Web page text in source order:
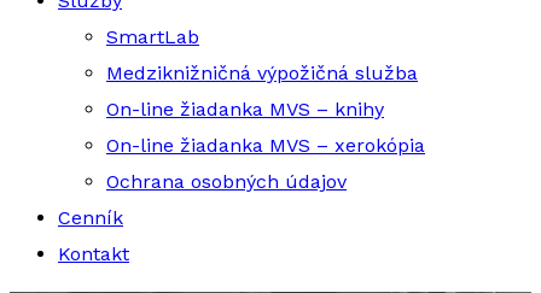
SmartLab
Medziknižničná výpožičná služba
On-line žiadanka MVS – knihy
On-line žiadanka MVS – xerokópia
Ochrana osobných údajov
Cenník
Kontakt